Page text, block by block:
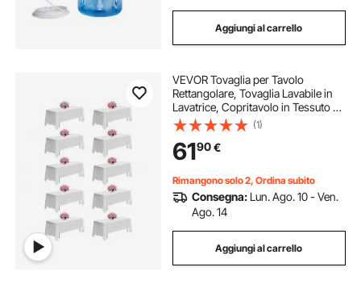
Aggiungi al carrello
VEVOR Tovaglia per Tavolo
Rettangolare, Tovaglia Lavabile in
Lavatrice, Copritavolo in Tessuto di
Poliestere Resistente alle Pieghe per
Matrimonio, Festa, Banchetto,
Bianco 10 Pezzi 1778 x 3048 mm
(1)
6190€
Rimangono solo 2, Ordina subito
Consegna: Lun. Ago. 10 - Ven.
Ago. 14
Aggiungi al carrello